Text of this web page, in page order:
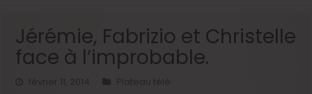
Jérémie, Fabrizio et Christelle
face à l’improbable.
Plateau télé